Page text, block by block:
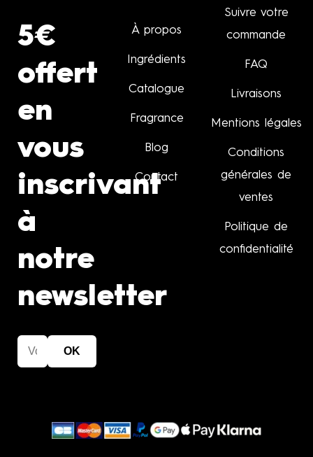
5€
offert
en
vous
inscrivant
à
notre
newsletter
OK
À propos
Ingrédients
Catalogue
Fragrance
Blog
Contact
Suivre votre
commande
FAQ
Livraisons
Mentions légales
Conditions
générales de
ventes
Politique de
confidentialité